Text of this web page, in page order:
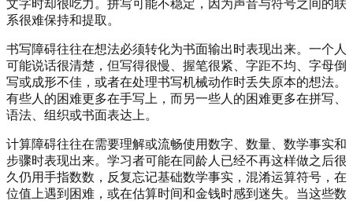
文字时却很吃力。拼写可能不稳定，因为声音与符号之间的联
系很难保持和提取。
书写障碍往往在想法必须转化为书面输出时表现出来。一个人
可能说话很清楚，但写得很慢、握笔很紧、字距不均、字母倒
写或成形不佳，或者在处理书写机械动作时丢失原本的想法。
有些人的困难更多在手写上，而另一些人的困难更多在拼写、
语法、组织或书面表达上。
计算障碍往往在需要理解或流畅使用数字、数量、数学事实和
步骤时表现出来。学习者可能在同龄人已经不再这样做之后很
久仍用手指数数，反复忘记基础数学事实，混淆运算符号，在
位值上遇到困难，或在估算时间和金钱时感到迷失。当这些数